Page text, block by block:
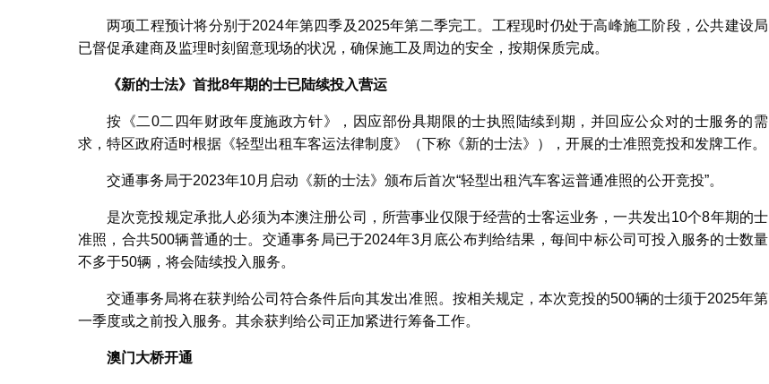
两项工程预计将分别于2024年第四季及2025年第二季完工。工程现时仍处于高峰施工阶段，公共建设局
已督促承建商及监理时刻留意现场的状况，确保施工及周边的安全，按期保质完成。
《新的士法》首批8年期的士已陆续投入营运
按《二0二四年财政年度施政方针》，因应部份具期限的士执照陆续到期，并回应公众对的士服务的需
求，特区政府适时根据《轻型出租车客运法律制度》（下称《新的士法》），开展的士准照竞投和发牌工作。
交通事务局于2023年10月启动《新的士法》颁布后首次“轻型出租汽车客运普通准照的公开竞投”。
是次竞投规定承批人必须为本澳注册公司，所营事业仅限于经营的士客运业务，一共发出10个8年期的士
准照，合共500辆普通的士。交通事务局已于2024年3月底公布判给结果，每间中标公司可投入服务的士数量
不多于50辆，将会陆续投入服务。
交通事务局将在获判给公司符合条件后向其发出准照。按相关规定，本次竞投的500辆的士须于2025年第
一季度或之前投入服务。其余获判给公司正加紧进行筹备工作。
澳门大桥开通